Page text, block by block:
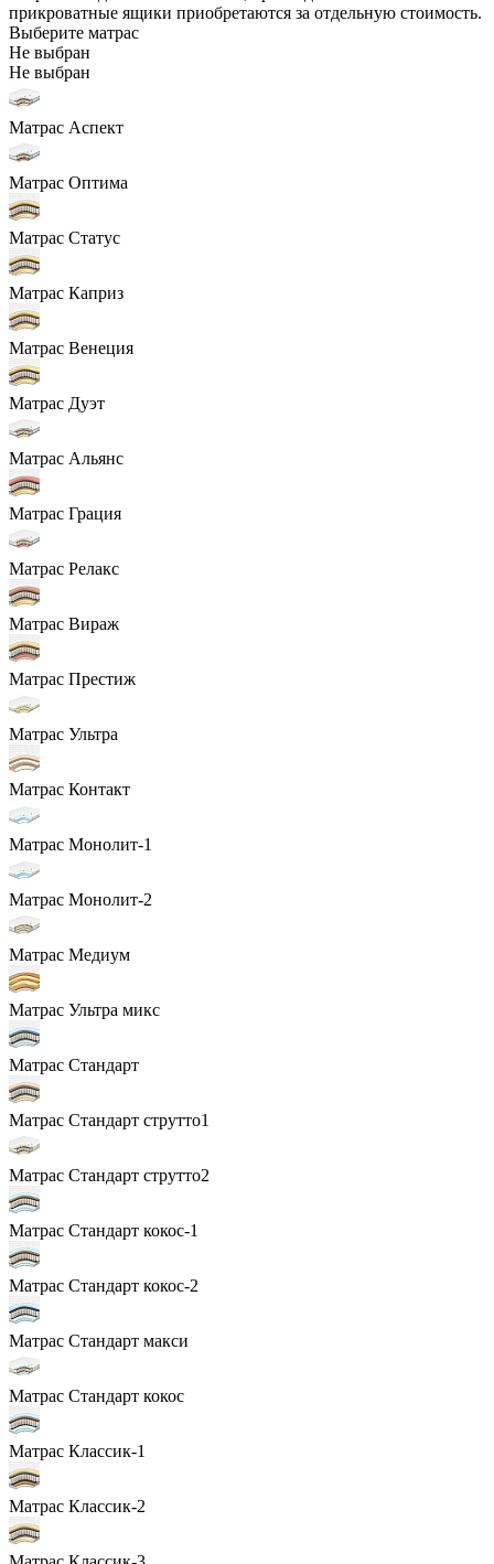
прикроватные ящики приобретаются за отдельную стоимость.
Выберите матрас
Не выбран
Не выбран
Матрас Аспект
Матрас Оптима
Матрас Статус
Матрас Каприз
Матрас Венеция
Матрас Дуэт
Матрас Альянс
Матрас Грация
Матрас Релакс
Матрас Вираж
Матрас Престиж
Матрас Ультра
Матрас Контакт
Матрас Монолит-1
Матрас Монолит-2
Матрас Медиум
Матрас Ультра микс
Матрас Стандарт
Матрас Стандарт струтто1
Матрас Стандарт струтто2
Матрас Стандарт кокос-1
Матрас Стандарт кокос-2
Матрас Стандарт макси
Матрас Стандарт кокос
Матрас Классик-1
Матрас Классик-2